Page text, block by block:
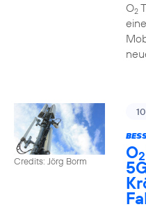
O2
Credits: Jörg Borm O2